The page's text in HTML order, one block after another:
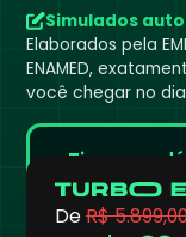
Simulados
Elaborados pela
ENAMED,
você chegar no
Tire suas
DeR$